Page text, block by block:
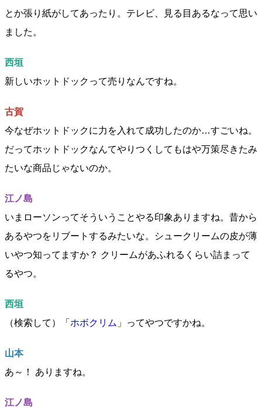
とか張り紙がしてあったり。テレビ、見る目あるなって思い
ました。
西垣
新しいホットドックって売りなんですね。
古賀
今なぜホットドックに力を入れて成功したのか…すごいね。
だってホットドックなんてやりつくしてもはや万策尽きたみ
たいな商品じゃないのか。
江ノ島
いまローソンってそういうことやる印象ありますね。昔から
あるやつをリブートするみたいな。シュークリームの皮が薄
いやつ知ってますか？ クリームがあふれるくらい詰まって
るやつ。
西垣
（検索して）「 ホボクリム 」ってやつですかね。
山本
あ～！ ありますね。
江ノ島